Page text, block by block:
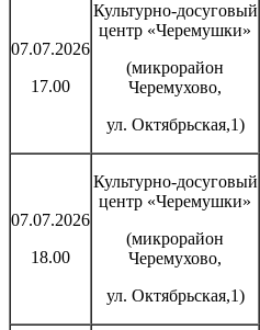
07.07.2026
17.00
Культурно-досуговый
центр «Черемушки»
(микрорайон
Черемухово,
ул. Октябрьская,1)
07.07.2026
18.00
Культурно-досуговый
центр «Черемушки»
(микрорайон
Черемухово,
ул. Октябрьская,1)